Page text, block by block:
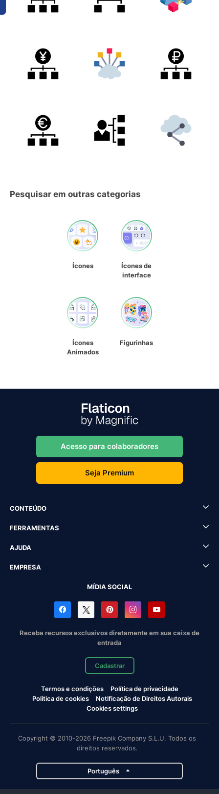
Pesquisar em outras categorias
Ícones
Ícones de
interface
Ícones
Animados
Figurinhas
Acesso para colaboradores
Seja Premium
CONTEÚDO
FERRAMENTAS
AJUDA
EMPRESA
MÍDIA SOCIAL
Receba recursos exclusivos diretamente em sua caixa de
entrada
Cadastrar
Termos e condições
Política de privacidade
Política de cookies
Notificação de Direitos Autorais
Cookies settings
Copyright © 2010-2026 Freepik Company S.L.U. Todos os
direitos reservados.
Português